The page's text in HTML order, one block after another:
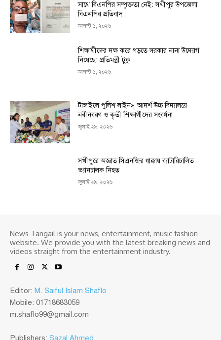
সাথে বিএনপির সম্পৃক্ততা নেই: সখীপুর উপজেলা
বিএনপির প্রতিবাদ
আগস্ট ১, ২০২৬
শিক্ষার্থীদের দক্ষ করে গড়তে সরকার নানা উদ্যোগ
নিয়েছে: প্রতিমন্ত্রী টুকু
আগস্ট ১, ২০২৬
টাঙ্গাইলে পুলিশ লাইনস্ আদর্শ উচ্চ বিদ্যালয়ে
নবীনবরণ ও কৃতী শিক্ষার্থীদের সংবর্ধনা
জুলাই ২৯, ২০২৬
সখীপুরে অজ্ঞাত সিএনজির ধাক্কায় ব্যাটারিচালিত
ভ্যানচালক নিহত
জুলাই ২৯, ২০২৬
News Tangail is your news, entertainment, music fashion
website. We provide you with the latest breaking news and
videos straight from the entertainment industry.
Editor: M. Saiful Islam Shaflo
Mobile: 01718683059
m.shaflo99@gmail.com
Publishers: Sazal Ahmed